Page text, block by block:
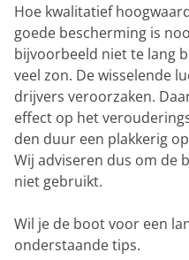
Hoe kwalitatief
goede bescherming is
bijvoorbeeld niet te lang
veel zon. De wisselende
drijvers veroorzaken.
effect op het
den duur een plakkerig
Wij adviseren dus om de
niet gebruikt.
Wil je de boot voor een
onderstaande tips.